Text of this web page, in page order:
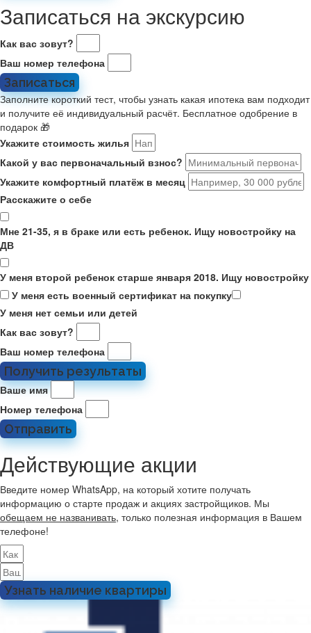
Записаться на экскурсию
Как вас зовут?
Ваш номер телефона
Записаться
Заполните короткий тест, чтобы узнать какая ипотека вам подходит
и получите её индивидуальный расчёт. Бесплатное одобрение в
подарок 🎁
Укажите стоимость жилья
Какой у вас первоначальный взнос?
Укажите комфортный платёж в месяц
Расскажите о себе
Мне 21-35, я в браке или есть ребенок. Ищу новостройку на
ДВ
У меня второй ребенок старше января 2018. Ищу новостройку
У меня есть военный сертификат на покупку
У меня нет семьи или детей
Как вас зовут?
Ваш номер телефона
Получить результаты
Ваше имя
Номер телефона
Отправить
Действующие акции
Введите номер WhatsApp, на который хотите получать
информацию о старте продаж и акциях застройщиков. Мы
обещаем не названивать, только полезная информация в Вашем
телефоне!
Узнать наличие квартиры